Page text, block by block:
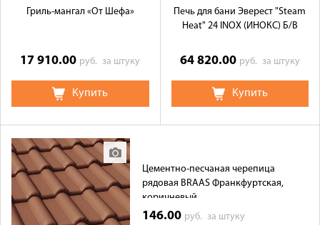
Гриль-мангал «От Шефа»
17 910.00 руб.за штуку
Купить
Печь для бани Эверест "Steam
Heat" 24 INOX (ИНОКС) Б/В
64 820.00 руб. за штуку
Купить
Цементно-песчаная черепица
рядовая BRAAS Франкфуртская,
коричневый
146.00 руб.за штуку